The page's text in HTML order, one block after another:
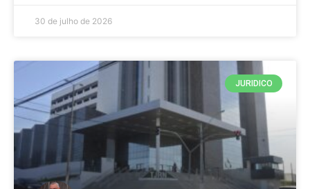
30 de julho de 2026
JURIDICO